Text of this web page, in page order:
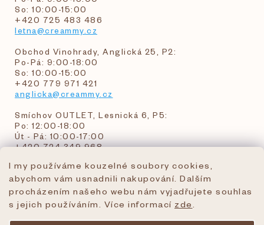
I my používáme kouzelné soubory cookies,
abychom vám usnadnili nakupování. Dalším
procházením našeho webu nám vyjadřujete souhlas
s jejich používáním. Více informací zde
So: 10:00-15:00
+420 725 483 486
letna@creammy.cz
Obchod Vinohrady, Anglická 25, P2:
Po-Pá: 9:00-18:00
So: 10:00-15:00
+420 779 971 421
anglicka@creammy.cz
Smíchov OUTLET, Lesnická 6, P5:
Po: 12:00-18:00
Út - Pá: 10:00-17:00
+420 724 349 968
objednavky@creammy.cz
tel:+420 724 349 968